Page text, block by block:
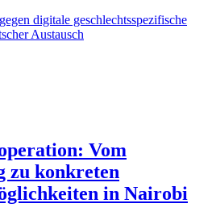
digitale geschlechtsspezifische
Austausch
Vom
zu konkreten
in Nairobi